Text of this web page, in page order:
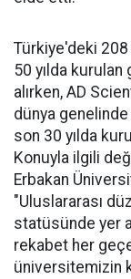
Türkiye'deki
50 yılda
alırken, AD
dünya
son 30 yılda
Konuyla ilgili
Erbakan
"Uluslararası
statüsünde yer
rekabet her
üniversitemizin